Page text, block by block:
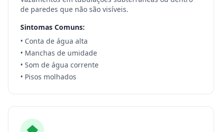
de paredes que não são visíveis.
Sintomas Comuns:
• Conta de água alta
• Manchas de umidade
• Som de água corrente
• Pisos molhados